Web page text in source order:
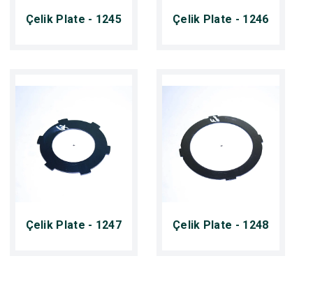
Çelik Plate - 1245 Çelik Plate - 1246
Çelik Plate - 1247 Çelik Plate - 1248